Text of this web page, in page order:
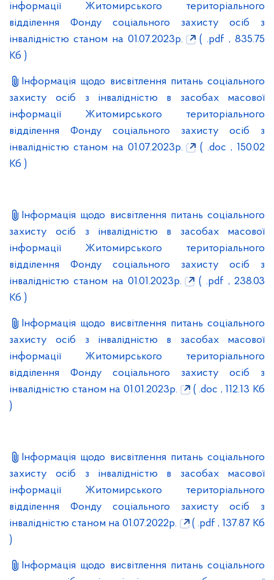
інформації Житомирського територіального
відділення Фонду соціального захисту осіб з
інвалідністю станом на 01.07.2023р.
( .pdf , 835.75
Кб )
Інформація щодо висвітлення питань соціального
захисту осіб з інвалідністю в засобах масової
інформації Житомирського територіального
відділення Фонду соціального захисту осіб з
інвалідністю станом на 01.07.2023р.
( .doc , 150.02
Кб )
Інформація щодо висвітлення питань соціального
захисту осіб з інвалідністю в засобах масової
інформації Житомирського територіального
відділення Фонду соціального захисту осіб з
інвалідністю станом на 01.01.2023р.
( .pdf , 238.03
Кб )
Інформація щодо висвітлення питань соціального
захисту осіб з інвалідністю в засобах масової
інформації Житомирського територіального
відділення Фонду соціального захисту осіб з
інвалідністю станом на 01.01.2023р.
( .doc , 112.13 Кб
)
Інформація щодо висвітлення питань соціального
захисту осіб з інвалідністю в засобах масової
інформації Житомирського територіального
відділення Фонду соціального захисту осіб з
інвалідністю станом на 01.07.2022р.
( .pdf , 137.87 Кб
)
Інформація щодо висвітлення питань соціального